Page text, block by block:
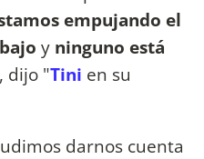
empujando el
y ninguno está
dijo "Tini en su
darnos cuenta